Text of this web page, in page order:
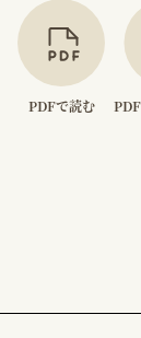
PDFで読む